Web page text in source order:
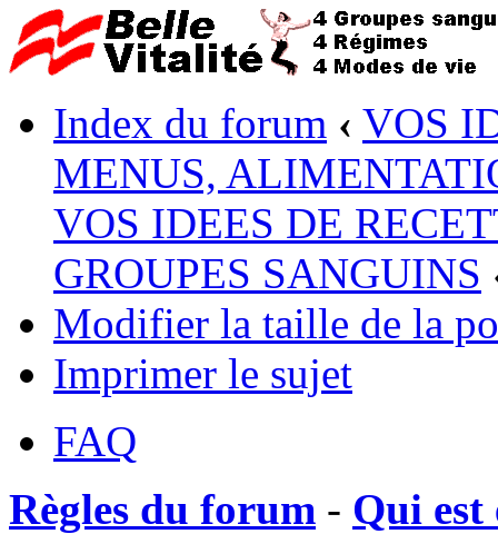
Index du forum ‹ VOS
MENUS,
VOS IDEES DE
GROUPES SANGUINS
Modifier la taille de la
Imprimer le sujet
FAQ
Règles du forum - Qui est